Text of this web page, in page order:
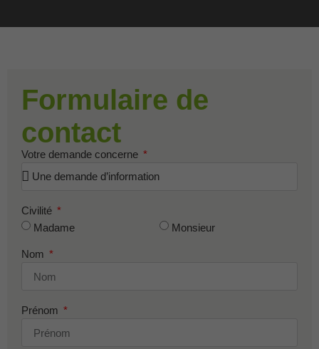
Formulaire de
contact
Votre demande concerne
Civilité
Madame
Monsieur
Nom
Prénom